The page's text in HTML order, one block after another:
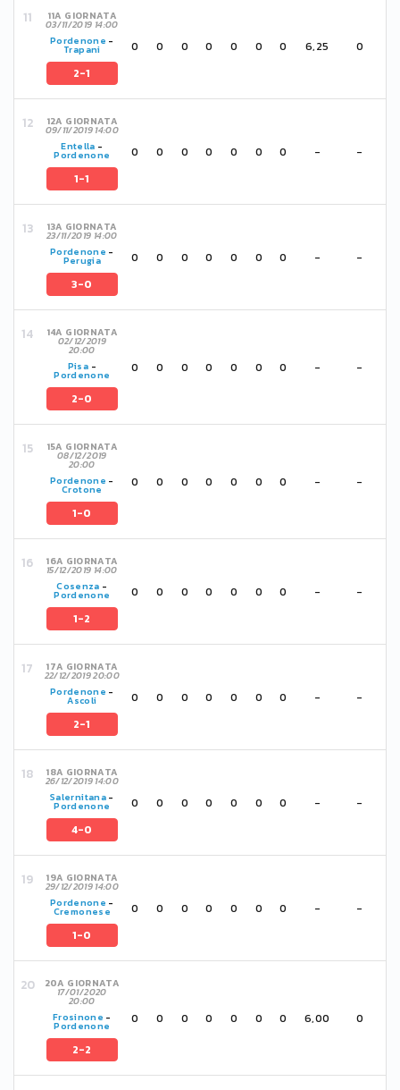
11A GIORNATA
03/11/2019 14:00
Pordenone -
Trapani
2-1
0 0 0 0 0 0 0 6,25 0
12A GIORNATA
09/11/2019 14:00
Entella -
Pordenone
1-1
0 0 0 0 0 0 0 - -
13A GIORNATA
23/11/2019 14:00
Pordenone -
Perugia
3-0
0 0 0 0 0 0 0 - -
14A GIORNATA
02/12/2019
20:00
Pisa -
Pordenone
2-0
0 0 0 0 0 0 0 - -
15A GIORNATA
08/12/2019
20:00
Pordenone -
Crotone
1-0
0 0 0 0 0 0 0 - -
16A GIORNATA
15/12/2019 14:00
Cosenza -
Pordenone
1-2
0 0 0 0 0 0 0 - -
17A GIORNATA
22/12/2019 20:00
Pordenone -
Ascoli
2-1
0 0 0 0 0 0 0 - -
18A GIORNATA
26/12/2019 14:00
Salernitana-
Pordenone
4-0
0 0 0 0 0 0 0 - -
19A GIORNATA
29/12/2019 14:00
Pordenone -
Cremonese
1-0
0 0 0 0 0 0 0 - -
20A GIORNATA
17/01/2020
20:00
Frosinone -
Pordenone
2-2
0 0 0 0 0 0 0 6,00 0